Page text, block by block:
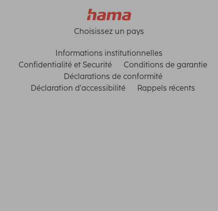
Choisissez un pays
Informations institutionnelles
Confidentialité et Securité
Conditions de garantie
Déclarations de conformité
Déclaration d'accessibilité
Rappels récents